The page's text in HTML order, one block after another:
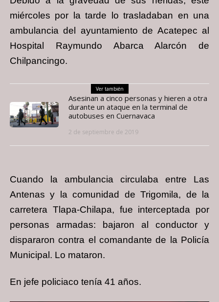
miércoles por la tarde lo trasladaban en una
ambulancia del ayuntamiento de Acatepec al
Hospital Raymundo Abarca Alarcón de
Chilpancingo.
Ver también
Asesinan a cinco personas y hieren a otra
durante un ataque en la terminal de
autobuses en Cuernavaca
2 de septiembre de 2019
Cuando la ambulancia circulaba entre Las
Antenas y la comunidad de Trigomila, de la
carretera Tlapa-Chilapa, fue interceptada por
personas armadas: bajaron al conductor y
dispararon contra el comandante de la Policía
Municipal. Lo mataron.
En jefe policiaco tenía 41 años.